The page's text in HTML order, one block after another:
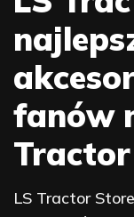
fanów
Tractor
LS Tractor